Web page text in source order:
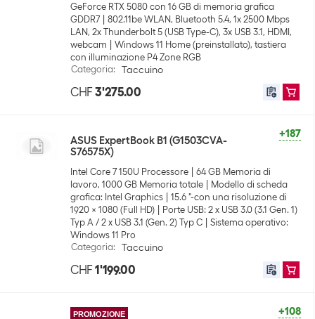
GeForce RTX 5080 con 16 GB di memoria grafica
GDDR7
802.11be WLAN, Bluetooth 5.4, 1x 2500 Mbps
LAN, 2x Thunderbolt 5 (USB Type-C), 3x USB 3.1, HDMI,
webcam
Windows 11 Home (preinstallato), tastiera
con illuminazione P4 Zone RGB
Categoria: Taccuino
CHF 3'275.00
+187
ASUS ExpertBook B1 (G1503CVA-
S76575X)
Intel Core 7 150U Processore
64 GB Memoria di
lavoro, 1000 GB Memoria totale
Modello di scheda
grafica: Intel Graphics
15.6 "-con una risoluzione di
1920 x 1080 (Full HD)
Porte USB: 2 x USB 3.0 (3.1 Gen. 1)
Typ A / 2 x USB 3.1 (Gen. 2) Typ C
Sistema operativo:
Windows 11 Pro
Categoria: Taccuino
CHF 1'199.00
+108
PROMOZIONE